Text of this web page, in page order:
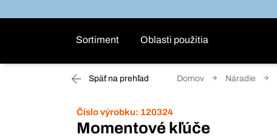
Sortiment Oblasti použitia
Späť na prehľad Domov Náradie
Číslo výrobku: 120324
Momentové kľúče